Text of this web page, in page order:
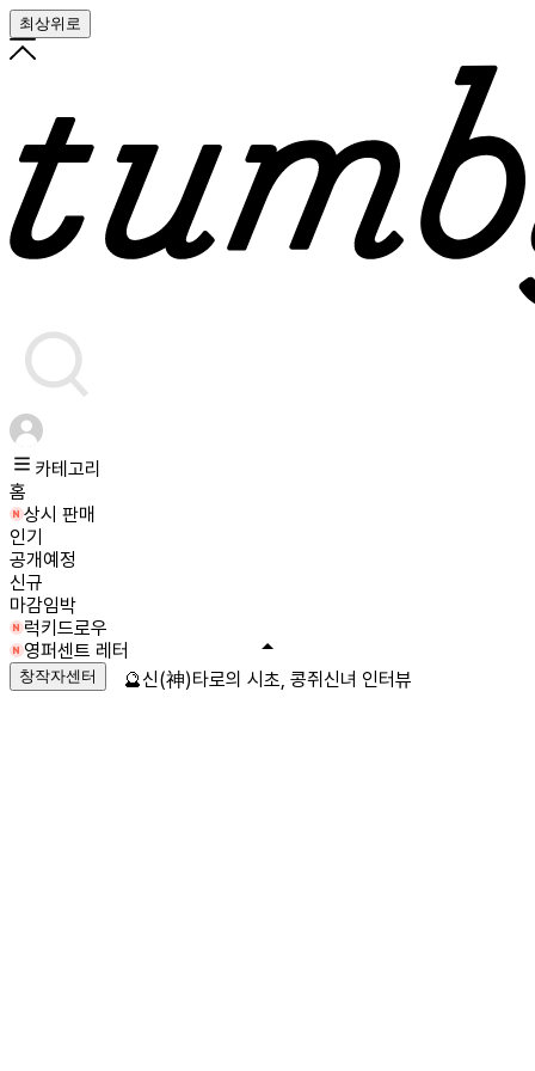
최상위로
카테고리
홈
상시 판매
인기
공개예정
신규
마감임박
럭키드로우
영퍼센트 레터
창작자센터 🔮신(神)타로의 시초, 콩쥐신녀 인터뷰